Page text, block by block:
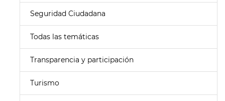
Seguridad Ciudadana
Todas las temáticas
Transparencia y participación
Turismo